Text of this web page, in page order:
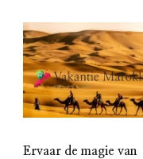
Ervaar de magie van